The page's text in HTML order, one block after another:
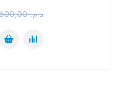
د.م.600,00